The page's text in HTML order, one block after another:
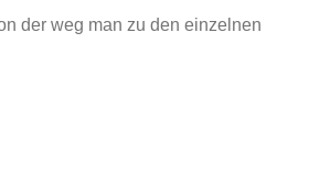
der weg man zu den einzelnen